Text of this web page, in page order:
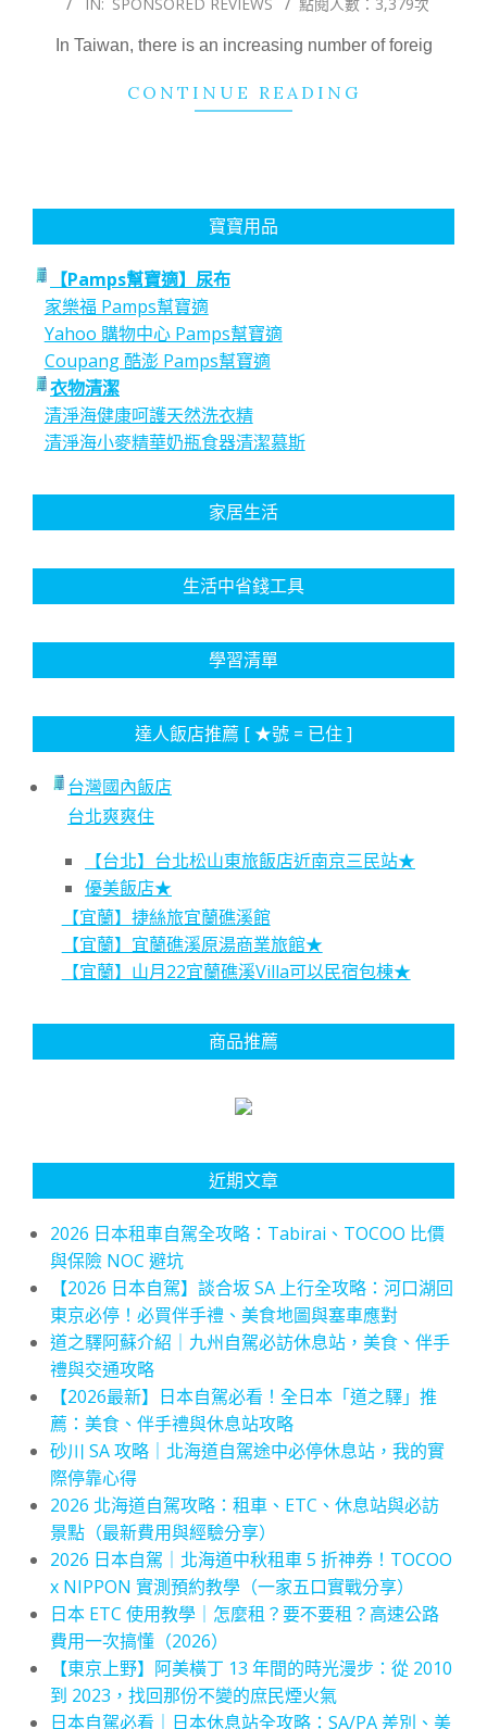
03-
25In Taiwan, there is an increasing number of foreig
CONTINUE READING
寶寶用品
【Pamps幫寶適】尿布
家樂福 Pamps幫寶適
Yahoo 購物中心 Pamps幫寶適
Coupang 酷澎 Pamps幫寶適
衣物清潔
清淨海健康呵護天然洗衣精
清淨海小麥精華奶瓶食器清潔慕斯
家居生活
生活中省錢工具
學習清單
達人飯店推薦 [ ★號 = 已住 ]
台灣國內飯店
台北爽爽住
【台北】台北松山東旅飯店近南京三民站★
優美飯店★
【宜蘭】捷絲旅宜蘭礁溪館
【宜蘭】宜蘭礁溪原湯商業旅館★
【宜蘭】山月22宜蘭礁溪Villa可以民宿包棟★
商品推薦
近期文章
2026 日本租車自駕全攻略：Tabirai、TOCOO 比價
與保險 NOC 避坑
【2026 日本自駕】談合坂 SA 上行全攻略：河口湖回
東京必停！必買伴手禮、美食地圖與塞車應對
道之驛阿蘇介紹｜九州自駕必訪休息站，美食、伴手
禮與交通攻略
【2026最新】日本自駕必看！全日本「道之驛」推
薦：美食、伴手禮與休息站攻略
砂川 SA 攻略｜北海道自駕途中必停休息站，我的實
際停靠心得
2026 北海道自駕攻略：租車、ETC、休息站與必訪
景點（最新費用與經驗分享）
2026 日本自駕｜北海道中秋租車 5 折神券！TOCOO
x NIPPON 實測預約教學（一家五口實戰分享）
日本 ETC 使用教學｜怎麼租？要不要租？高速公路
費用一次搞懂（2026）
【東京上野】阿美橫丁 13 年間的時光漫步：從 2010
到 2023，找回那份不變的庶民煙火氣
日本自駕必看｜日本休息站全攻略：SA/PA 差別、美